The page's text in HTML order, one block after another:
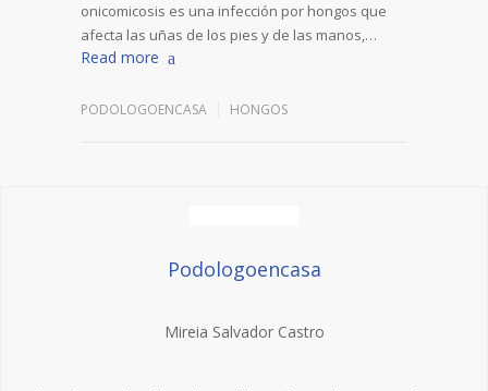
onicomicosis es una infección por hongos que
afecta las uñas de los pies y de las manos,…
Read more
PODOLOGOENCASA HONGOS
Podologoencasa
Mireia Salvador Castro